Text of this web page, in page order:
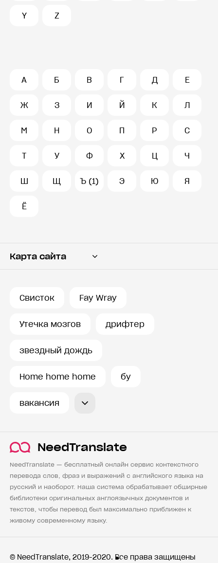
Y Z
А Б В Г Д Е
Ж З И Й К Л
М Н О П Р С
Т У Ф Х Ц Ч
Ш Щ Ъ (1) Э Ю Я
Ё
Карта сайта
Свисток Fay Wray
Утечка мозгов дрифтер
звездный дождь
Home home home бу
вакансия
NeedTranslate
NeedTranslate — бесплатный онлайн сервис контекстного
перевода слов, фраз и выражений с английского языка на
русский и наоборот. Наша система обрабатывает обширные
библиотеки оригинальных англоязычных документов и
текстов, чтобы перевод был максимально приближен к
живому современному языку.
© NeedTranslate, 2019-2020. Все права защищены